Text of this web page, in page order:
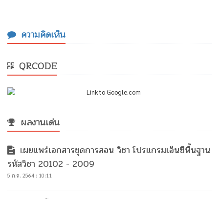
ความคิดเห็น
QRCODE
ผลงานเด่น
เผยแพร่เอกสารชุดการสอน วิชา โปรแกรมเอ็นซีพื้นฐาน
รหัสวิชา 20102 - 2009
5 ก.ค. 2564 : 10:11